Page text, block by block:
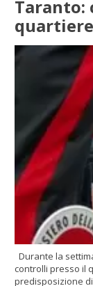
Durante la
controlli presso il
predisposizione